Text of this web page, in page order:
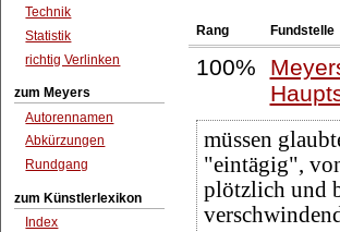
Technik
Statistik
richtig Verlinken
zum Meyers
Autorennamen
Abkürzungen
Rundgang
zum Künstlerlexikon
Index
Rang Fundstelle
100%
müssen
"eintägig",
plötzlich und